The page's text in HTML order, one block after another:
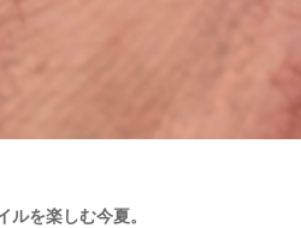
を楽しむ今夏。